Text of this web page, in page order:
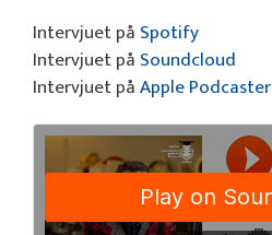
Intervjuet på Spotify
Intervjuet på Soundcloud
Intervjuet påApple Podcaster